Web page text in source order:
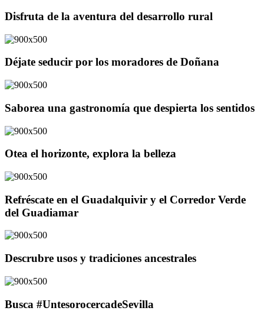
Disfruta de la aventura del desarrollo rural
Déjate seducir por los moradores de Doñana
Saborea una gastronomía que despierta los sentidos
Otea el horizonte, explora la belleza
Refréscate en el Guadalquivir y el Corredor Verde
del Guadiamar
Descrubre usos y tradiciones ancestrales
Busca #UntesorocercadeSevilla